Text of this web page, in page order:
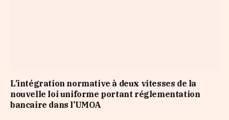
L’intégration normative à deux vitesses de la
nouvelle loi uniforme portant réglementation
bancaire dans l’UMOA